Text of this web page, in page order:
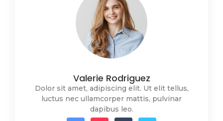
Valerie Rodriguez
Dolor sit amet, adipiscing elit. Ut elit tellus,
luctus nec ullamcorper mattis, pulvinar
dapibus leo.